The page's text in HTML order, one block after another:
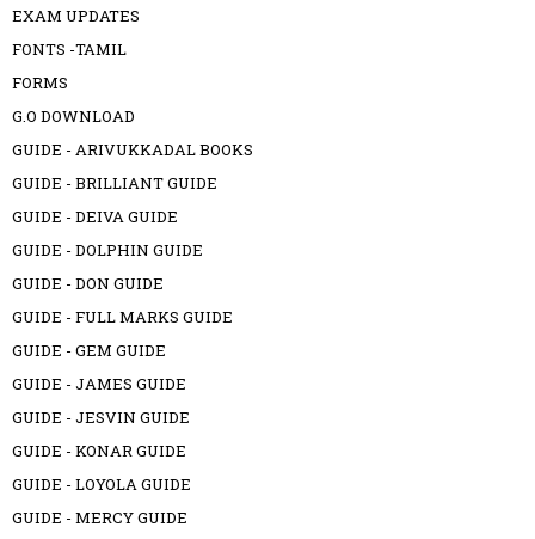
EXAM UPDATES
FONTS -TAMIL
FORMS
G.O DOWNLOAD
GUIDE - ARIVUKKADAL BOOKS
GUIDE - BRILLIANT GUIDE
GUIDE - DEIVA GUIDE
GUIDE - DOLPHIN GUIDE
GUIDE - DON GUIDE
GUIDE - FULL MARKS GUIDE
GUIDE - GEM GUIDE
GUIDE - JAMES GUIDE
GUIDE - JESVIN GUIDE
GUIDE - KONAR GUIDE
GUIDE - LOYOLA GUIDE
GUIDE - MERCY GUIDE